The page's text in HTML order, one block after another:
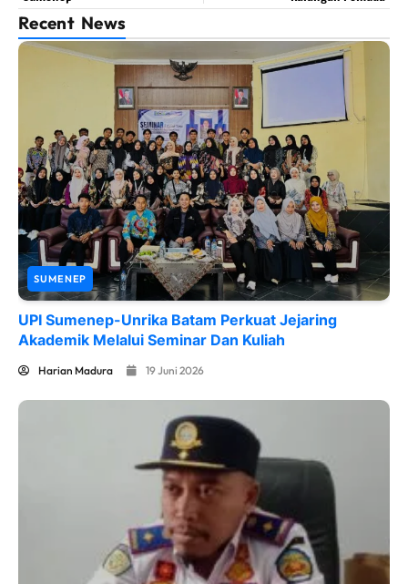
Recent News
SUMENEP
UPI Sumenep-Unrika Batam Perkuat Jejaring
Akademik Melalui Seminar Dan Kuliah
Harian Madura 19 Juni 2026